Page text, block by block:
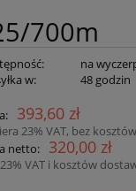
700m
na
w:
48 godzin
393,60 zł
23% VAT, bez
netto:
320,00 zł
VAT i kosztów